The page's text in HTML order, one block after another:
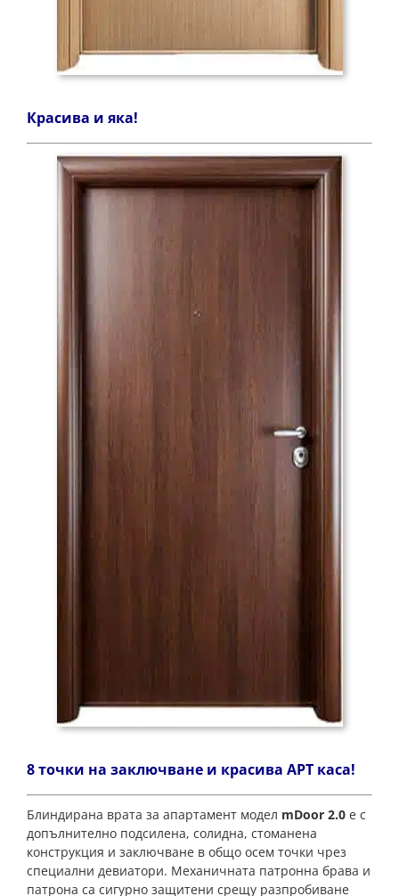
Красива и яка!
8 точки на заключване и красива АРТ каса!
Блиндирана врата за апартамент модел mDoor 2.0 е с
допълнително подсилена, солидна, стоманена
конструкция и заключване в общо осем точки чрез
специални девиатори. Механичната патронна брава и
патрона са сигурно защитени срещу разпробиване